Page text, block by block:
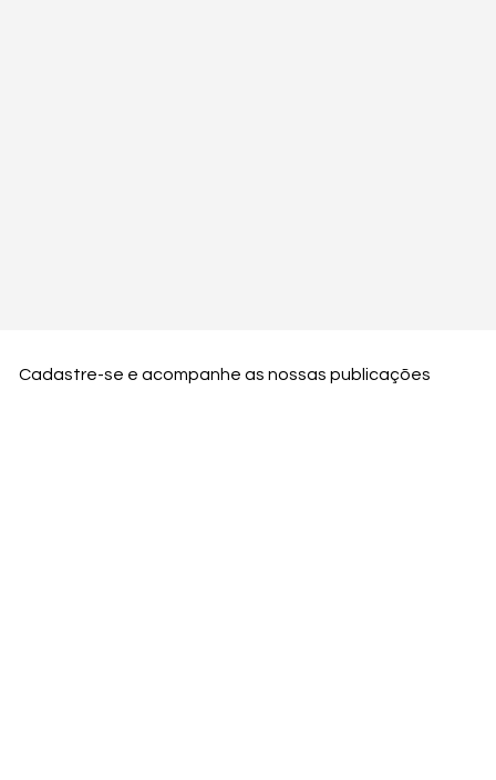
Cadastre-se e acompanhe as nossas publicações